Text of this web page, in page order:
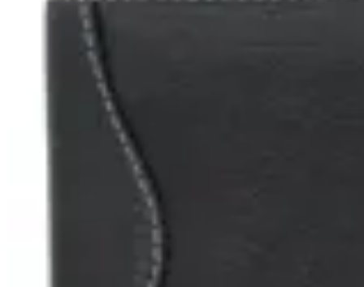
Billetera Cuero con lomo